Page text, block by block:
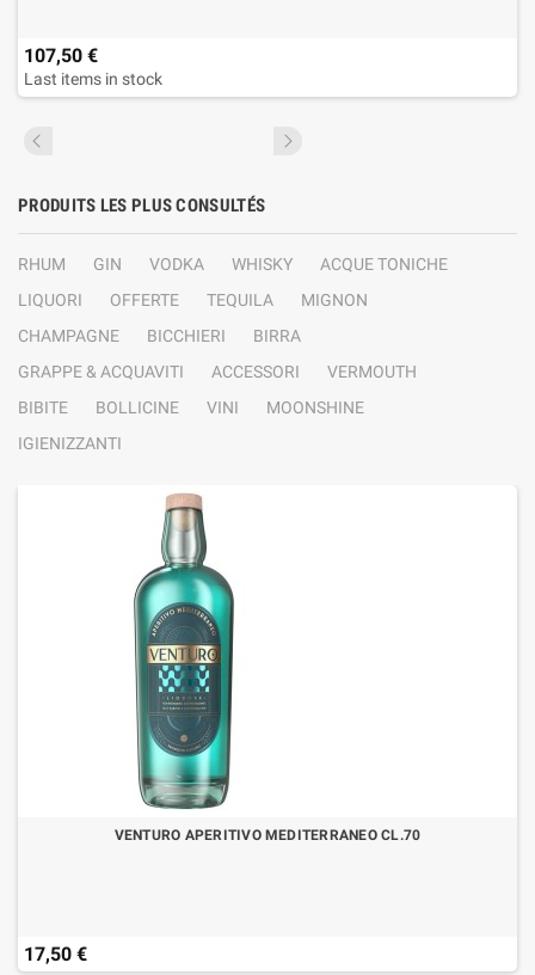
107,50 €
Last items in stock
PRODUITS LES PLUS CONSULTÉS
RHUM GIN VODKA WHISKY
ACQUE TONICHE
LIQUORI
OFFERTE TEQUILA
MIGNON
CHAMPAGNE
BICCHIERI
BIRRA
GRAPPE & ACQUAVITI
ACCESSORI
VERMOUTH
BIBITE
BOLLICINE VINI
MOONSHINE
IGIENIZZANTI
VENTURO APERITIVO MEDITERRANEO CL.70
17,50 €